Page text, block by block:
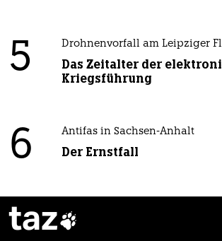
5 Drohnenvorfall am Leipziger
Das Zeitalter der
Kriegsführung
6 Antifas in Sachsen-Anhalt
Der Ernstfall
taz